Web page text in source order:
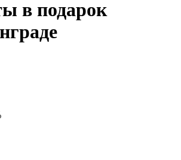
в подарок